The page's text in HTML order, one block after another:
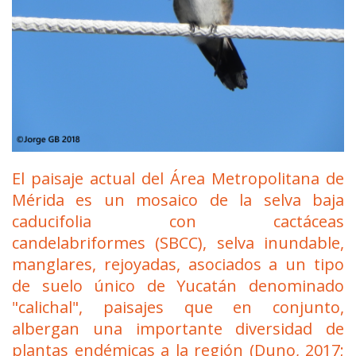
El paisaje actual del Área Metropolitana de
Mérida es un mosaico de la selva baja
caducifolia con cactáceas
candelabriformes (SBCC), selva inundable,
manglares, rejoyadas, asociados a un tipo
de suelo único de Yucatán denominado
"calichal", paisajes que en conjunto,
albergan una importante diversidad de
plantas endémicas a la región (Duno, 2017;